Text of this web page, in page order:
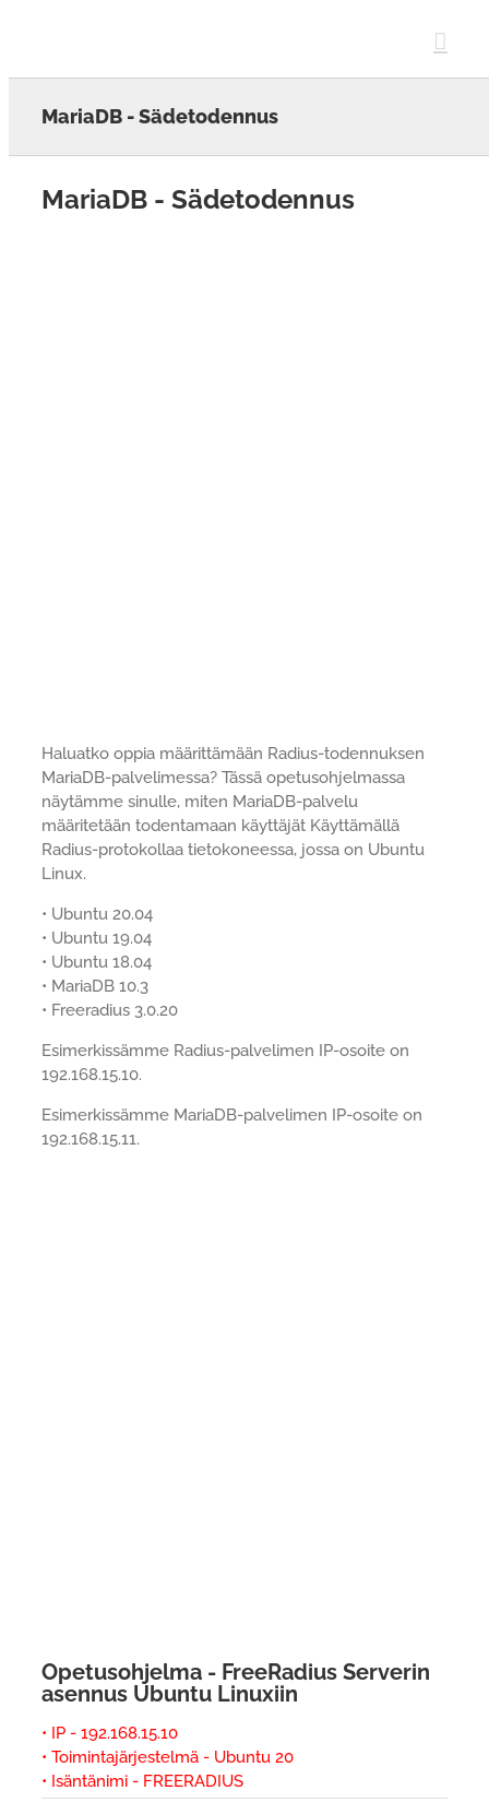
MariaDB - Sädetodennus
MariaDB - Sädetodennus
Haluatko oppia määrittämään Radius-todennuksen
MariaDB-palvelimessa? Tässä opetusohjelmassa
näytämme sinulle, miten MariaDB-palvelu
määritetään todentamaan käyttäjät Käyttämällä
Radius-protokollaa tietokoneessa, jossa on Ubuntu
Linux.
• Ubuntu 20.04
• Ubuntu 19.04
• Ubuntu 18.04
• MariaDB 10.3
• Freeradius 3.0.20
Esimerkissämme Radius-palvelimen IP-osoite on
192.168.15.10.
Esimerkissämme MariaDB-palvelimen IP-osoite on
192.168.15.11.
Opetusohjelma - FreeRadius Serverin
asennus Ubuntu Linuxiin
• IP - 192.168.15.10
• Toimintajärjestelmä - Ubuntu 20
• Isäntänimi - FREERADIUS